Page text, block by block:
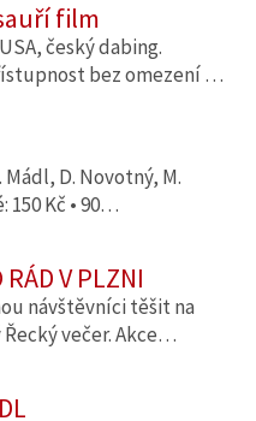
film
český dabing.
bez omezení …
Mádl, D. Novotný, M.
150 Kč • 90…
V PLZNI
návštěvníci těšit na
večer. Akce…